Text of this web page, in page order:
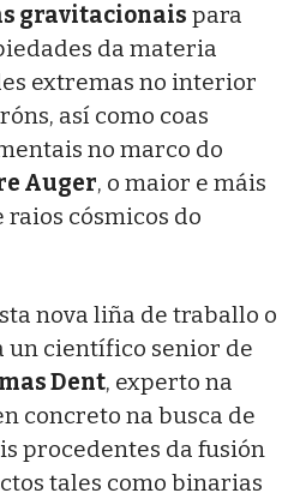
gravitacionais para
da materia
extremas no interior
así como coas
no marco do
Auger, o maior e máis
cósmicos do
nova liña de traballo o
un científico senior de
Dent, experto na
concreto na busca de
procedentes da fusión
tales como binarias